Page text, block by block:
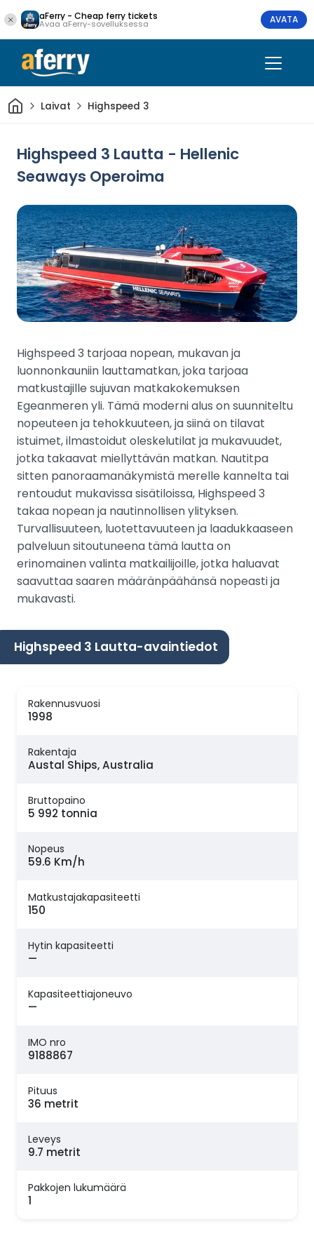
aFerry - Cheap ferry tickets
Avaa aFerry-sovelluksessa AVATA
KotiinLaivat Highspeed 3
Highspeed 3 Lautta - Hellenic
Seaways Operoima
Highspeed 3 tarjoaa nopean, mukavan ja
luonnonkauniin lauttamatkan, joka tarjoaa
matkustajille sujuvan matkakokemuksen
Egeanmeren yli. Tämä moderni alus on suunniteltu
nopeuteen ja tehokkuuteen, ja siinä on tilavat
istuimet, ilmastoidut oleskelutilat ja mukavuudet,
jotka takaavat miellyttävän matkan. Nautitpa
sitten panoraamanäkymistä merelle kannelta tai
rentoudut mukavissa sisätiloissa, Highspeed 3
takaa nopean ja nautinnollisen ylityksen.
Turvallisuuteen, luotettavuuteen ja laadukkaaseen
palveluun sitoutuneena tämä lautta on
erinomainen valinta matkailijoille, jotka haluavat
saavuttaa saaren määränpäähänsä nopeasti ja
mukavasti.
Highspeed 3 Lautta-avaintiedot
Rakennusvuosi
1998
Rakentaja
Austal Ships, Australia
Bruttopaino
5 992 tonnia
Nopeus
59.6 Km/h
Matkustajakapasiteetti
150
Hytin kapasiteetti
—
Kapasiteettiajoneuvo
—
IMO nro
9188867
Pituus
36 metrit
Leveys
9.7 metrit
Pakkojen lukumäärä
1